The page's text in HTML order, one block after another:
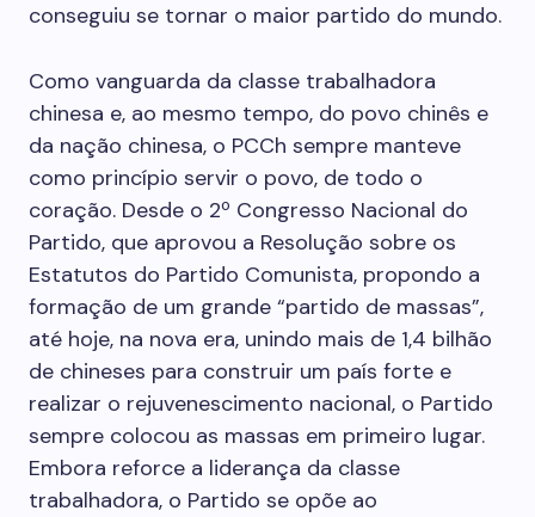
conseguiu se tornar o maior partido do mundo.
Como vanguarda da classe trabalhadora
chinesa e, ao mesmo tempo, do povo chinês e
da nação chinesa, o PCCh sempre manteve
como princípio servir o povo, de todo o
coração. Desde o 2º Congresso Nacional do
Partido, que aprovou a Resolução sobre os
Estatutos do Partido Comunista, propondo a
formação de um grande “partido de massas”,
até hoje, na nova era, unindo mais de 1,4 bilhão
de chineses para construir um país forte e
realizar o rejuvenescimento nacional, o Partido
sempre colocou as massas em primeiro lugar.
Embora reforce a liderança da classe
trabalhadora, o Partido se opõe ao